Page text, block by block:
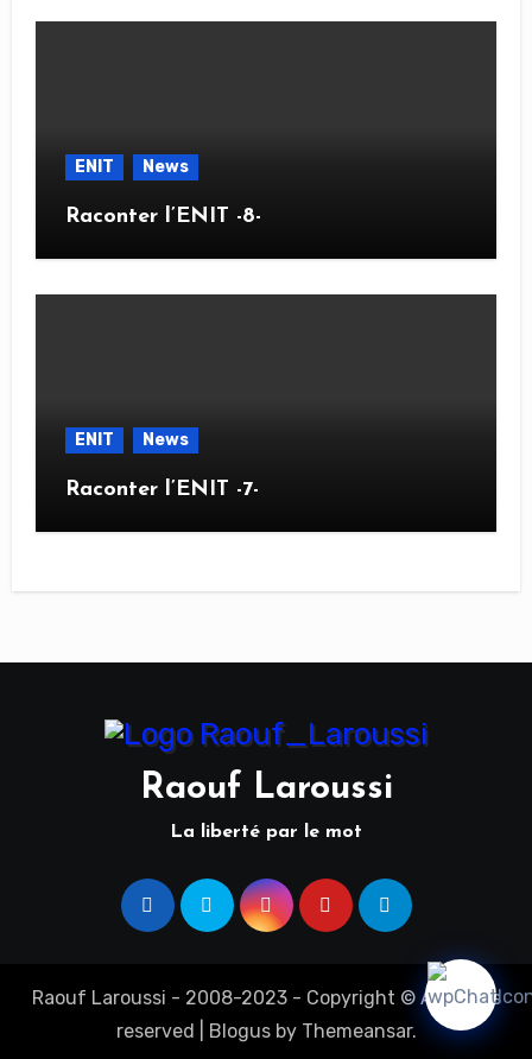
ENIT News
Raconter l’ENIT -8-
ENIT News
Raconter l’ENIT -7-
Raouf Laroussi
La liberté par le mot
Raouf Laroussi - 2008-2023 - Copyright © All rights
reserved
Blogusby Themeansar.